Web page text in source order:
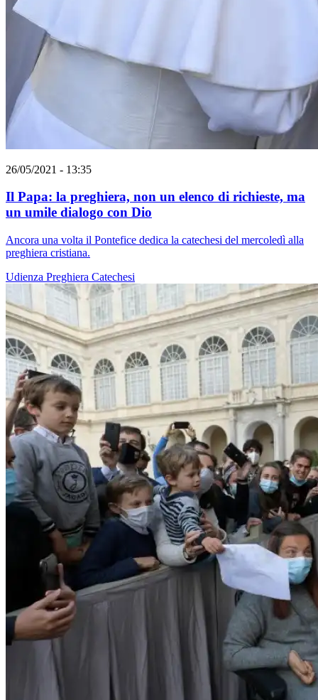
26/05/2021 - 13:35
Il Papa: la preghiera, non un elenco di richieste, ma
un umile dialogo con Dio
Ancora una volta il Pontefice dedica la catechesi del mercoledì alla
preghiera cristiana.
Udienza Preghiera Catechesi